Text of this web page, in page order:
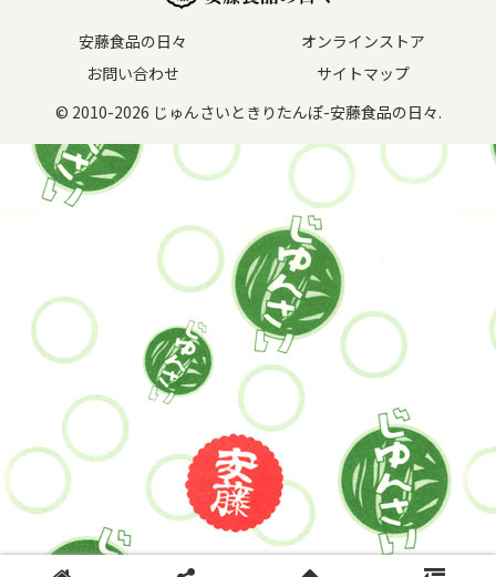
安藤食品の日々
オンラインストア
お問い合わせ
サイトマップ
© 2010-2026 じゅんさいときりたんぽ-安藤食品の日々.